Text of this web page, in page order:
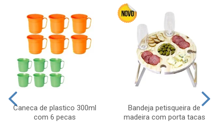
Caneca de plastico 300ml
com 6 pecas
Bandeja petisqueira de
madeira com porta tacas